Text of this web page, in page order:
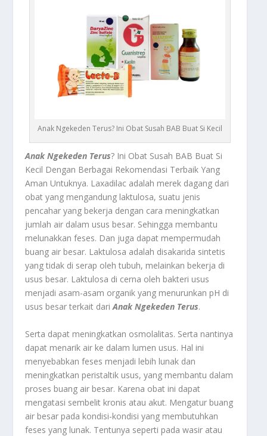
Anak Ngekeden Terus? Ini Obat Susah BAB Buat Si Kecil
Anak Ngekeden Terus? Ini Obat Susah BAB Buat Si
Kecil Dengan Berbagai Rekomendasi Terbaik Yang
Aman Untuknya. Laxadilac adalah merek dagang dari
obat yang mengandung laktulosa, suatu jenis
pencahar yang bekerja dengan cara meningkatkan
jumlah air dalam usus besar. Sehingga membantu
melunakkan feses. Dan juga dapat mempermudah
buang air besar. Laktulosa adalah disakarida sintetis
yang tidak di serap oleh tubuh, melainkan bekerja di
usus besar. Laktulosa di cerna oleh bakteri usus
menjadi asam-asam organik yang menurunkan pH di
usus besar terkait dariAnak Ngekeden Terus.
Serta dapat meningkatkan osmolalitas. Serta nantinya
dapat menarik air ke dalam lumen usus. Hal ini
menyebabkan feses menjadi lebih lunak dan
meningkatkan peristaltik usus, yang membantu dalam
proses buang air besar. Karena obat ini dapat
mengatasi sembelit kronis atau akut. Mengatur buang
air besar pada kondisi-kondisi yang membutuhkan
feses yang lunak. Tentunya seperti pada wasir atau